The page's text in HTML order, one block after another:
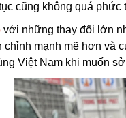
cũng không quá phức
với những thay đổi lớn
mạnh mẽ hơn và
Việt Nam khi muốn